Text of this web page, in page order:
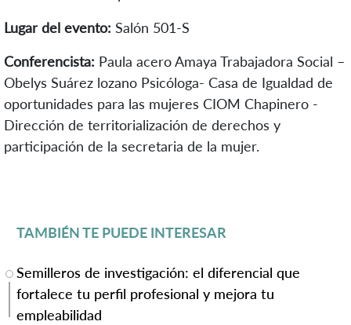
Lugar del evento: Salón 501-S
Conferencista: Paula acero Amaya Trabajadora Social –
Obelys Suárez lozano Psicóloga- Casa de Igualdad de
oportunidades para las mujeres CIOM Chapinero -
Dirección de territorialización de derechos y
participación de la secretaria de la mujer.
TAMBIÉN TE PUEDE INTERESAR
Semilleros de investigación: el diferencial que
fortalece tu perfil profesional y mejora tu
empleabilidad